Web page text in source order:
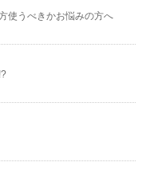
使うべきかお悩みの方へ